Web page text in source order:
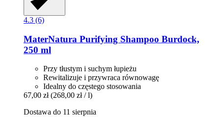
4.3 (6)
MaterNatura Purifying Shampoo Burdock,
250 ml
Przy tłustym i suchym łupieżu
Rewitalizuje i przywraca równowagę
Idealny do częstego stosowania
67,00 zł (268,00 zł / l)
Dostawa do 11 sierpnia